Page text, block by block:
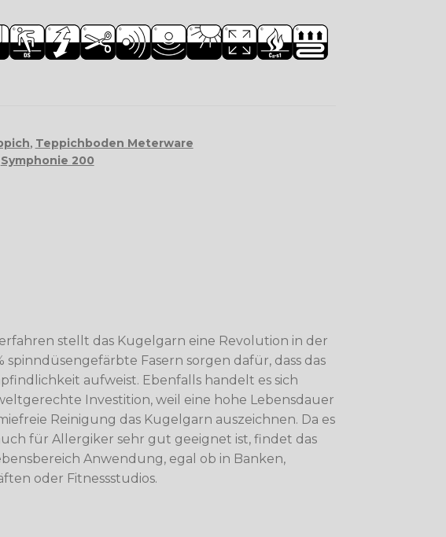
, Teppichboden Meterware
Symphonie 200
stellt das Kugelgarn eine Revolution in der
Fasern sorgen dafür, dass das
aufweist. Ebenfalls handelt es sich
Investition, weil eine hohe Lebensdauer
Reinigung das Kugelgarn auszeichnen. Da es
für Allergiker sehr gut geeignet ist, findet das
Anwendung, egal ob in Banken,
oder Fitnessstudios.